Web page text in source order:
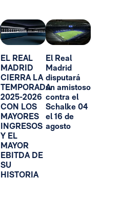
EL REAL
MADRID
CIERRA LA
TEMPORADA
2025-2026
CON LOS
MAYORES
INGRESOS
Y EL
MAYOR
EBITDA DE
SU
HISTORIA
El Real
Madrid
disputará
un amistoso
contra el
Schalke 04
el 16 de
agosto